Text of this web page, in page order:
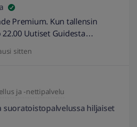
Premium. Kun tallensin
22.00 Uutiset Guidesta
nappulaa REC/FAV, se
ohjelmaa ja neljäs
johtuu ja onko se
tallentaminen?
sitten
ja -nettipalvelu
suoratoistopalvelussa hiljaiset